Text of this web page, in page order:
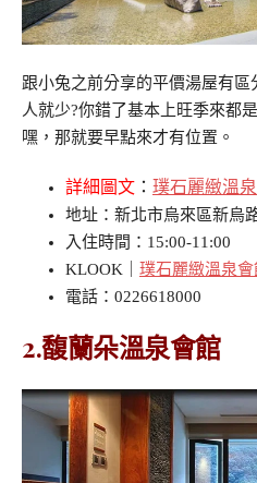
跟小兔之前分享的平價湯屋有
人就少?你錯了基本上旺季來都
嘿，那就要早點來才有位置。
詳細圖文 ： 璞石麗緻溫
地址：新北市烏來區新烏
入住時間：15:00-11:00
KLOOK｜ 璞石麗緻溫泉
電話：0226618000
2.馥蘭朵溫泉會館